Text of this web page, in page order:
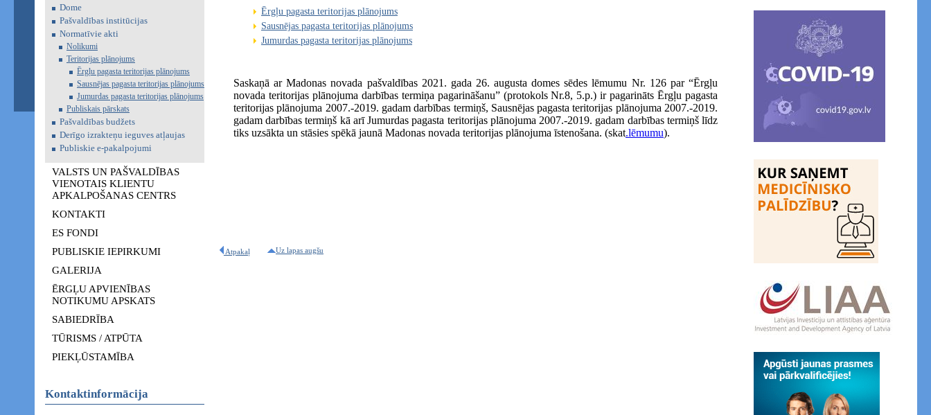
Dome
Pašvaldības institūcijas
Normatīvie akti
Nolikumi
Teritorijas plānojums
Ērgļu pagasta teritorijas plānojums
Sausnējas pagasta teritorijas plānojums
Jumurdas pagasta teritorijas plānojums
Publiskais pārskats
Pašvaldības budžets
Derīgo izrakteņu ieguves atļaujas
Publiskie e-pakalpojumi
VALSTS UN PAŠVALDĪBAS
VIENOTAIS KLIENTU
APKALPOŠANAS CENTRS
KONTAKTI
ES FONDI
PUBLISKIE IEPIRKUMI
GALERIJA
ĒRGĻU APVIENĪBAS
NOTIKUMU APSKATS
SABIEDRĪBA
TŪRISMS / ATPŪTA
PIEKĻŪSTAMĪBA
Kontaktinformācija
Ērgļu pagasta teritorijas plānojums
Sausnējas pagasta teritorijas plānojums
Jumurdas pagasta teritorijas plānojums
Saskaņā ar Madonas novada pašvaldības 2021. gada 26. augusta domes sēdes lēmumu Nr. 126 par “Ērgļu
novada teritorijas plānojuma darbības termiņa pagarināšanu” (protokols Nr.8, 5.p.) ir pagarināts Ērgļu pagasta
teritorijas plānojuma 2007.-2019. gadam darbības termiņš, Sausnējas pagasta teritorijas plānojuma 2007.-2019.
gadam darbības termiņš kā arī Jumurdas pagasta teritorijas plānojuma 2007.-2019. gadam darbības termiņš līdz
tiks uzsākta un stāsies spēkā jaunā Madonas novada teritorijas plānojuma īstenošana. (skat.lēmumu).
Atpakaļ Uz lapas augšu